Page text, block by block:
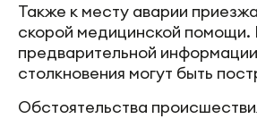
Также к месту аварии
скорой медицинской помощи.
предварительной
столкновения могут быть
Обстоятельства